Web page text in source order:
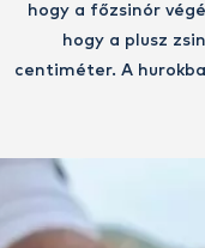
hogy a főzsinór
hogy a plusz
centiméter. A